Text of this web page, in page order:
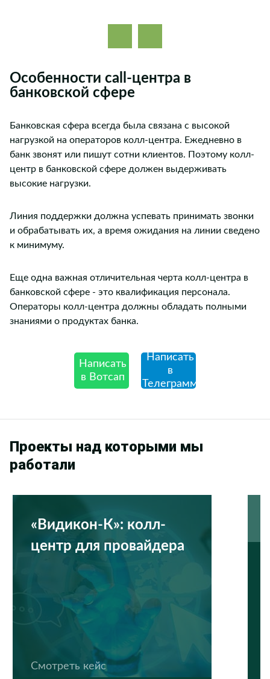
Особенности call-центра в
банковской сфере
Банковская сфера всегда была связана с высокой
нагрузкой на операторов колл-центра. Ежедневно в
банк звонят или пишут сотни клиентов. Поэтому колл-
центр в банковской сфере должен выдерживать
высокие нагрузки.
Линия поддержки должна успевать принимать звонки
и обрабатывать их, а время ожидания на линии сведено
к минимуму.
Еще одна важная отличительная черта колл-центра в
банковской сфере - это квалификация персонала.
Операторы колл-центра должны обладать полными
знаниями о продуктах банка.
Написать
в Вотсап
Написать
в
Телеграмм
Проекты над которыми мы
работали
«Видикон-К»: колл-
центр для провайдера
Смотреть кейс